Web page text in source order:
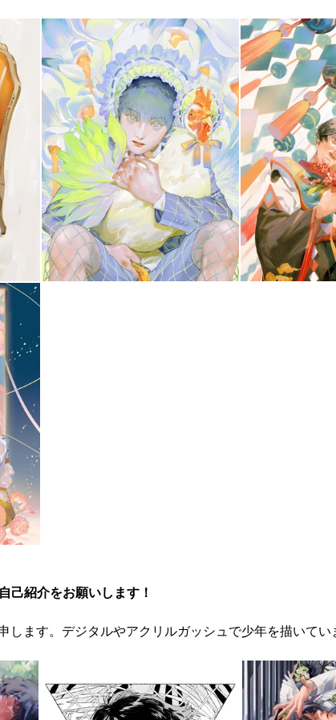
己紹介をお願いします！
します。デジタルやアクリルガッシュで少年を描いてい